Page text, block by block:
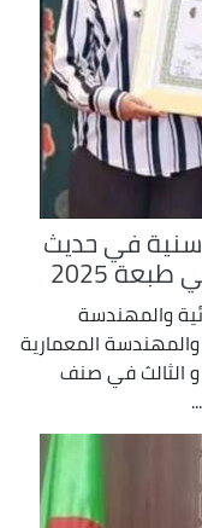
في حديث
2025
والمهندسة
والمهندسة المعمارية
و الثالث في صنف